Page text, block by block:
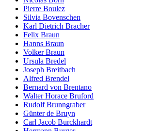
Pierre Boulez
Silvia Bovenschen
Karl Dietrich Bracher
Felix Braun
Hanns Braun
Volker Braun
Ursula Bredel
Joseph Breitbach
Alfred Brendel
Bernard von Brentano
Walter Horace Bruford
Rudolf Brunngraber
Günter de Bruyn
Carl Jacob Burckhardt